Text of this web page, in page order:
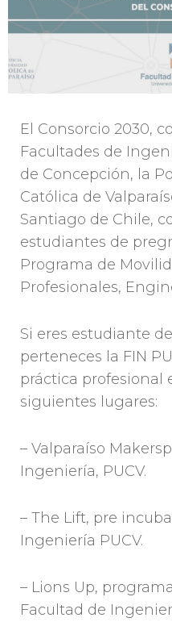
El Consorcio 2030,
Facultades de
de Concepción, la
Católica de
Santiago de Chile,
estudiantes de
Programa de
Profesionales,
Si eres estudiante
perteneces la FIN
práctica profesional
siguientes lugares:
– Valparaíso
Ingeniería, PUCV.
– The Lift, pre
Ingeniería PUCV.
– Lions Up,
Facultad de